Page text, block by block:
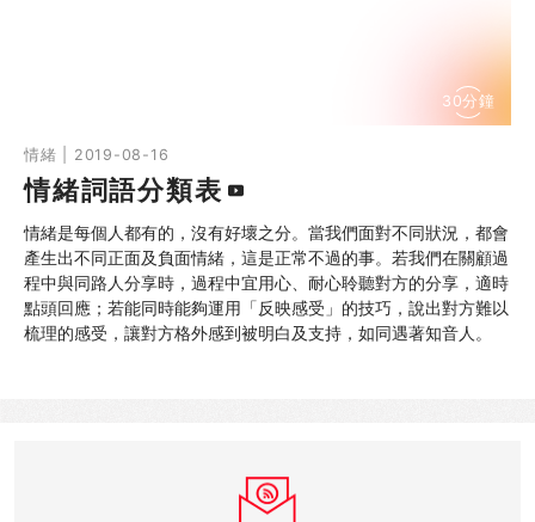
情緒 | 2019-08-16
30分鐘
情緒詞語分類表
情緒是每個人都有的，沒有好壞之分。當我們面對不同狀況，都會
產生出不同正面及負面情緒，這是正常不過的事。若我們在關顧過
程中與同路人分享時，過程中宜用心、耐心聆聽對方的分享，適時
點頭回應；若能同時能夠運用「反映感受」的技巧，說出對方難以
梳理的感受，讓對方格外感到被明白及支持，如同遇著知音人。